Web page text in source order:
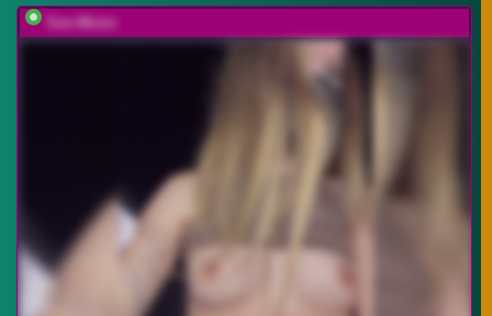
Sun-Moon